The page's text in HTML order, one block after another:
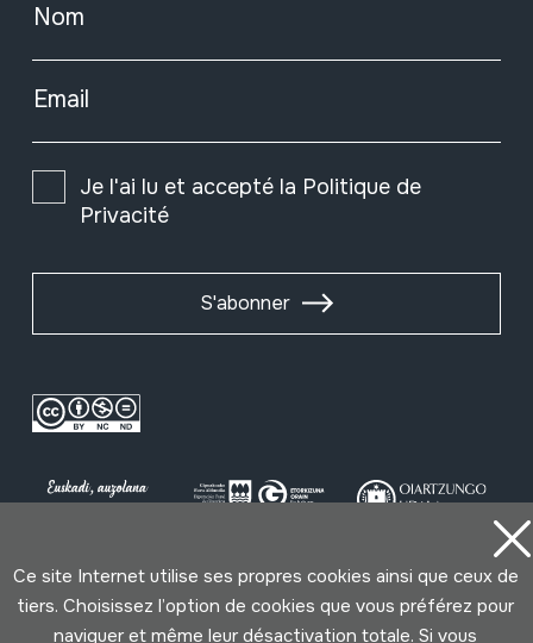
Nom
Email
Je l'ai lu et accepté la Politique de
Privacité
S'abonner
Conditions d'Utilisation
Politique de Privacité
Cookies politique
Ce site Internet utilise ses propres cookies ainsi que ceux de
tiers. Choisissez l’option de cookies que vous préférez pour
naviguer et même leur désactivation totale. Si vous